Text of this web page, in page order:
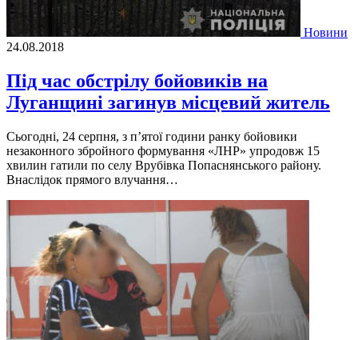
Новини
24.08.2018
Під час обстрілу бойовиків на
Луганщині загинув місцевий житель
Сьогодні, 24 серпня, з п’ятої години ранку бойовики
незаконного збройного формування «ЛНР» упродовж 15
хвилин гатили по селу Врубівка Попаснянського району.
Внаслідок прямого влучання…